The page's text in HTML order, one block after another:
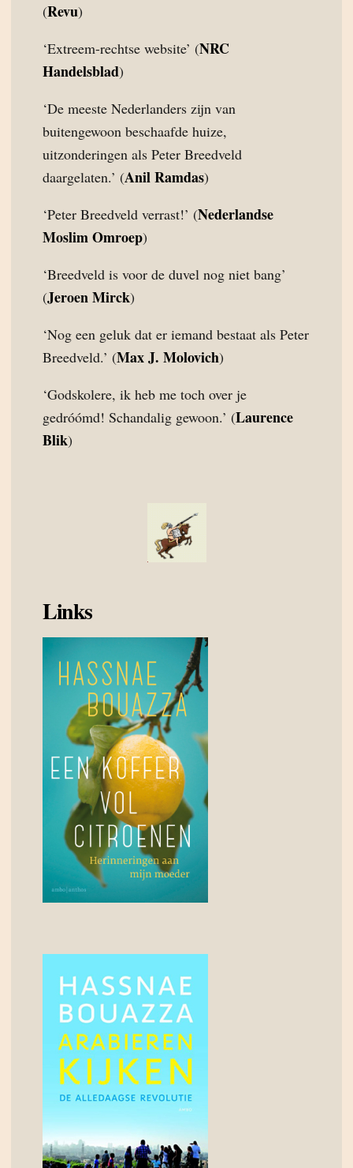
(Revu)
‘Extreem-rechtse website’ (NRC
Handelsblad)
‘De meeste Nederlanders zijn van
buitengewoon beschaafde huize,
uitzonderingen als Peter Breedveld
daargelaten.’ (Anil Ramdas)
‘Peter Breedveld verrast!’ (Nederlandse
Moslim Omroep)
‘Breedveld is voor de duvel nog niet bang’
(Jeroen Mirck)
‘Nog een geluk dat er iemand bestaat als Peter
Breedveld.’ (Max J. Molovich)
‘Godskolere, ik heb me toch over je
gedróómd! Schandalig gewoon.’ (Laurence
Blik)
Links